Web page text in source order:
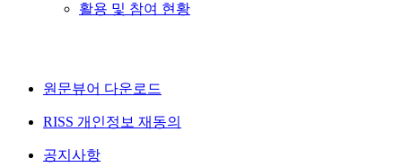
활용 및 참여 현황
원문뷰어 다운로드
RISS 개인정보 재동의
공지사항